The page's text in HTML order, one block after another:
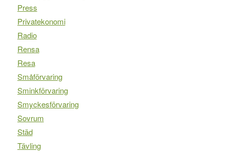
Press
Privatekonomi
Radio
Rensa
Resa
Småförvaring
Sminkförvaring
Smyckesförvaring
Sovrum
Städ
Tävling